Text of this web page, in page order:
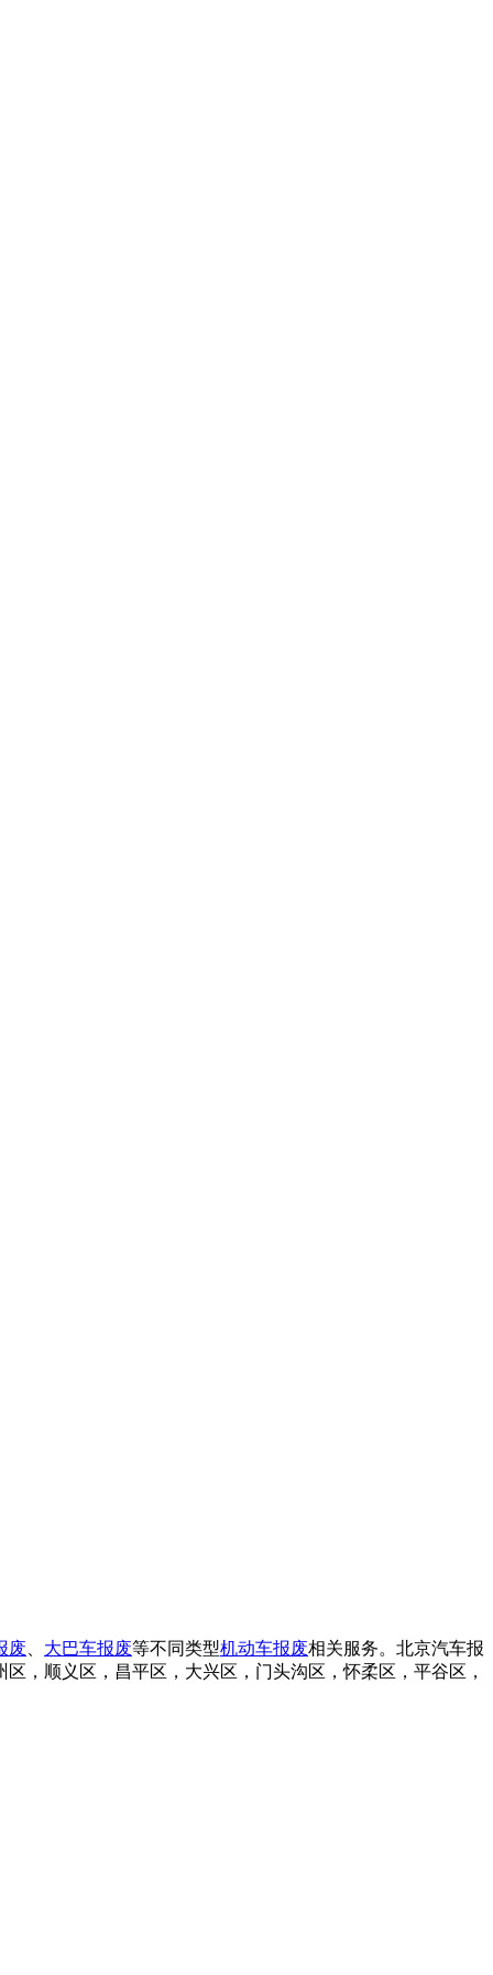
废 大巴车报废等不同类型机动车报废相关服务。北京汽车报
，顺义区，昌平区，大兴区，门头沟区，怀柔区，平谷区，